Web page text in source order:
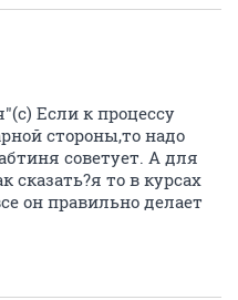
Если к процессу
стороны,то надо
советует. А для
сказать?я то в курсах
он правильно делает